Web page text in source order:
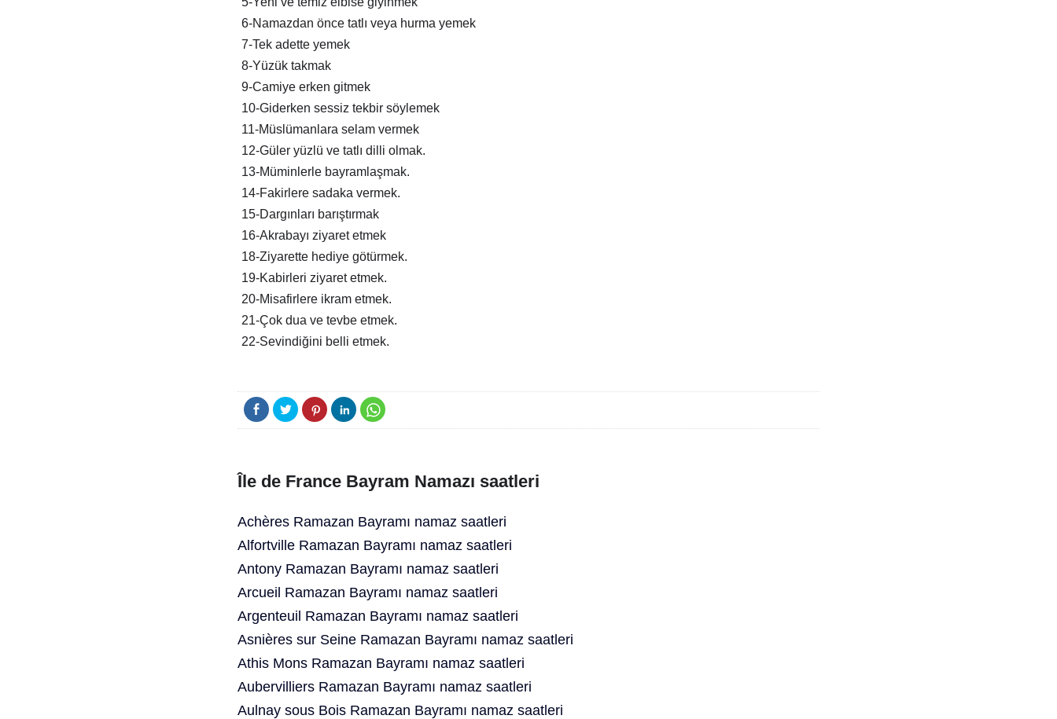
6-Namazdan önce tatlı veya hurma yemek
7-Tek adette yemek
8-Yüzük takmak
9-Camiye erken gitmek
10-Giderken sessiz tekbir söylemek
11-Müslümanlara selam vermek
12-Güler yüzlü ve tatlı dilli olmak.
13-Müminlerle bayramlaşmak.
14-Fakirlere sadaka vermek.
15-Dargınları barıştırmak
16-Akrabayı ziyaret etmek
18-Ziyarette hediye götürmek.
19-Kabirleri ziyaret etmek.
20-Misafirlere ikram etmek.
21-Çok dua ve tevbe etmek.
22-Sevindiğini belli etmek.
Île de France Bayram Namazı saatleri
Achères Ramazan Bayramı namaz saatleri
Alfortville Ramazan Bayramı namaz saatleri
Antony Ramazan Bayramı namaz saatleri
Arcueil Ramazan Bayramı namaz saatleri
Argenteuil Ramazan Bayramı namaz saatleri
Asnières sur Seine Ramazan Bayramı namaz saatleri
Athis Mons Ramazan Bayramı namaz saatleri
Aubervilliers Ramazan Bayramı namaz saatleri
Aulnay sous Bois Ramazan Bayramı namaz saatleri